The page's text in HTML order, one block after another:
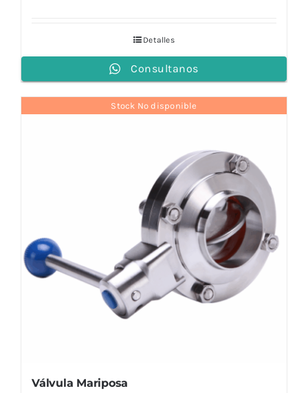
Detalles
Consultanos
Stock No disponible
Válvula Mariposa